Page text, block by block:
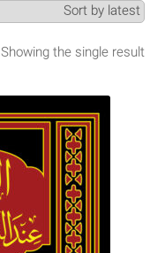
Search Results
Shop
Showing the single result